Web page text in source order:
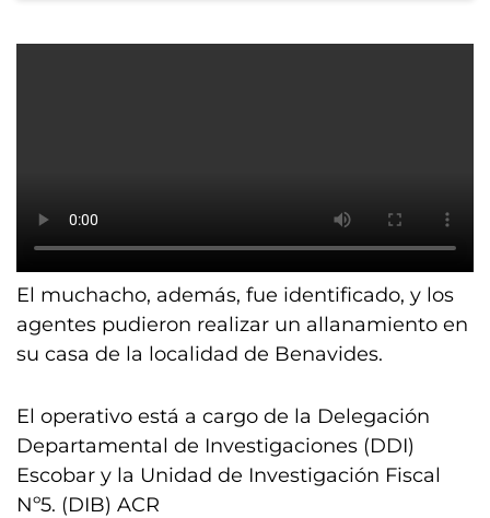
El muchacho, además, fue identificado, y los
agentes pudieron realizar un allanamiento en
su casa de la localidad de Benavides.
El operativo está a cargo de la Delegación
Departamental de Investigaciones (DDI)
Escobar y la Unidad de Investigación Fiscal
Nº5. (DIB) ACR